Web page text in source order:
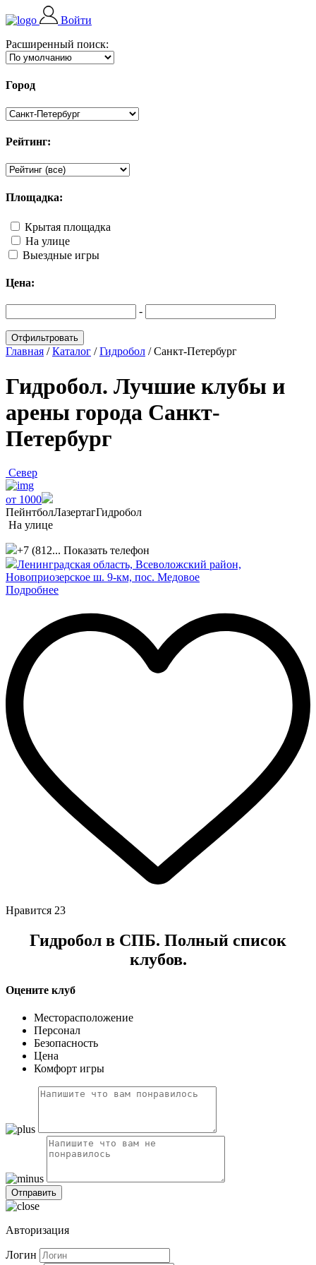
Войти
Расширенный поиск:
Город
Рейтинг:
Площадка:
Крытая площадка
На улице
Выездные игры
Цена:
-
Главная /Каталог /Гидробол /Санкт-Петербург
Гидробол. Лучшие клубы и
арены города Санкт-
Петербург
Север
от 1000
ПейнтболЛазертагГидробол
На улице
+7 (812... Показать телефон
Ленинградская область, Всеволожский район,
Новоприозерское ш. 9-км, пос. Медовое
Подробнее
Нравится 23
Гидробол в СПБ. Полный список
клубов.
Оцените клуб
Месторасположение
Персонал
Безопасность
Цена
Комфорт игры
Авторизация
Логин